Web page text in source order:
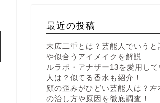
最近の投稿
末広二重とは？芸能人でいうと
や似合うアイメイクを解説
ルラボ・アナザー13を愛用し
人は？似てる香水も紹介！
顔の歪みがひどい芸能人は？左
の治し方や原因を徹底調査！